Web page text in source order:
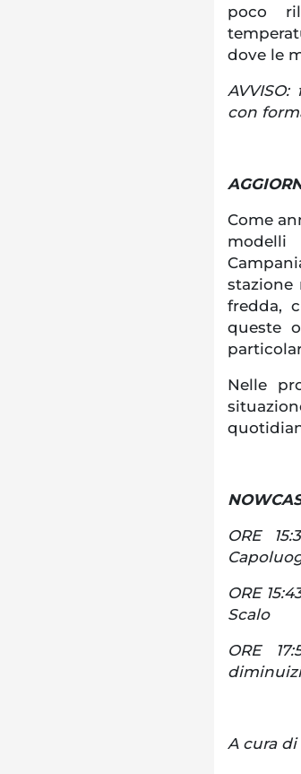
poco
dove le
con
Come
stazione
fredda,
queste
Nelle
ORE
ORE
Scalo
ORE
A cura di